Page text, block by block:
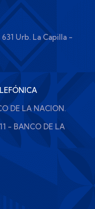
Urb. La Capilla -
DE LA NACION.
- BANCO DE LA